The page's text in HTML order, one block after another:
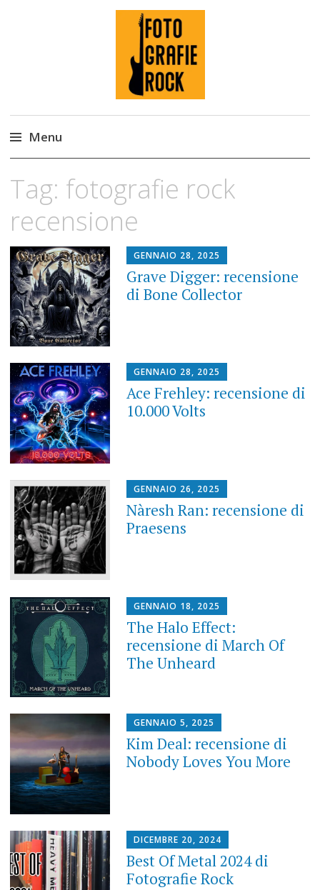
Fotografie ROCK
Menu
content
Tag: fotografie rock
recensione
GENNAIO 28, 2025
Grave Digger: recensione
di Bone Collector
GENNAIO 28, 2025
Ace Frehley: recensione di
10.000 Volts
GENNAIO 26, 2025
Nàresh Ran: recensione di
Praesens
GENNAIO 18, 2025
The Halo Effect:
recensione di March Of
The Unheard
GENNAIO 5, 2025
Kim Deal: recensione di
Nobody Loves You More
DICEMBRE 20, 2024
Best Of Metal 2024 di
Fotografie Rock